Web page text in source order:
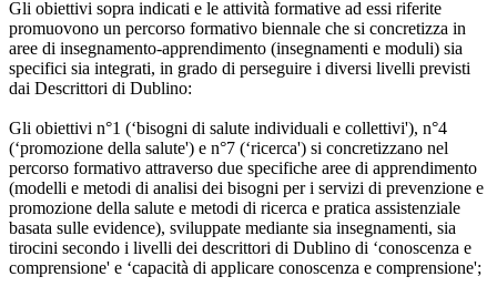
Gli obiettivi sopra indicati e le attività formative ad essi riferite
promuovono un percorso formativo biennale che si concretizza in
aree di insegnamento-apprendimento (insegnamenti e moduli) sia
specifici sia integrati, in grado di perseguire i diversi livelli previsti
dai Descrittori di Dublino:
Gli obiettivi n°1 (‘bisogni di salute individuali e collettivi'), n°4
(‘promozione della salute') e n°7 (‘ricerca') si concretizzano nel
percorso formativo attraverso due specifiche aree di apprendimento
(modelli e metodi di analisi dei bisogni per i servizi di prevenzione e
promozione della salute e metodi di ricerca e pratica assistenziale
basata sulle evidence), sviluppate mediante sia insegnamenti, sia
tirocini secondo i livelli dei descrittori di Dublino di ‘conoscenza e
comprensione' e ‘capacità di applicare conoscenza e comprensione';